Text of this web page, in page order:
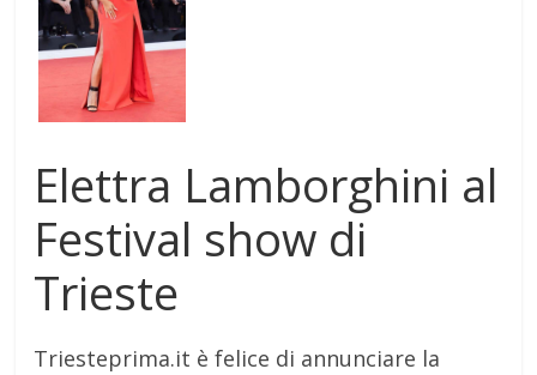
Elettra Lamborghini al
Festival show di
Trieste
Triesteprima.it è felice di annunciare la